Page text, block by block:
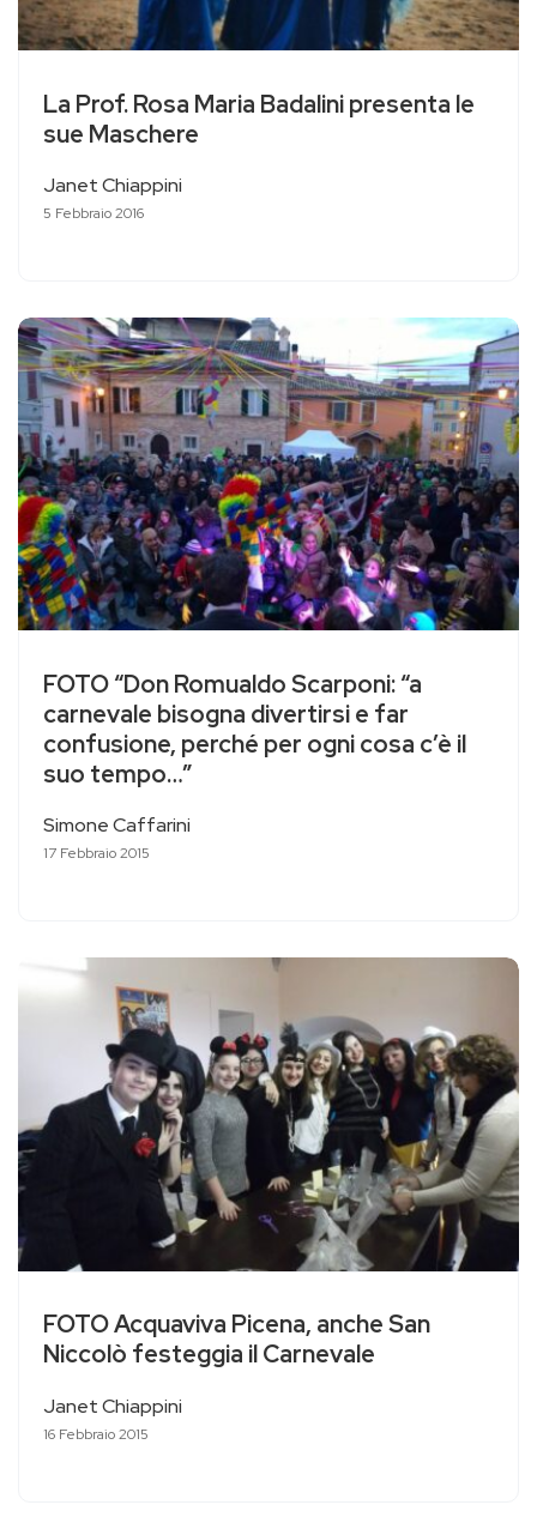
La Prof. Rosa Maria Badalini presenta le
sue Maschere
Janet Chiappini
5 Febbraio 2016
FOTO “Don Romualdo Scarponi: “a
carnevale bisogna divertirsi e far
confusione, perché per ogni cosa c’è il
suo tempo…”
Simone Caffarini
17 Febbraio 2015
FOTO Acquaviva Picena, anche San
Niccolò festeggia il Carnevale
Janet Chiappini
16 Febbraio 2015